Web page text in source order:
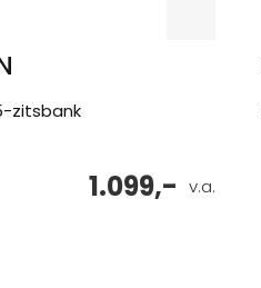
zitsbank
v.a.
1.099,-